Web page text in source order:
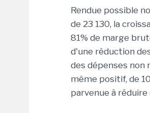
Rendue possible
de 23 130, la
81% de marge
d'une réduction
des dépenses
même positif, de
parvenue à